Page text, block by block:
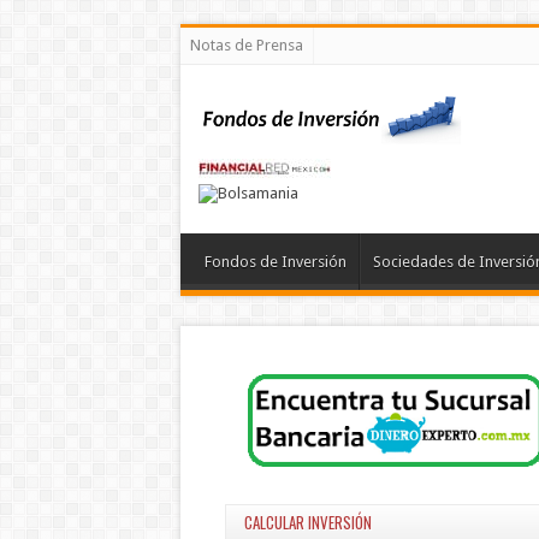
Notas de Prensa
Fondos de Inversión Sociedades de